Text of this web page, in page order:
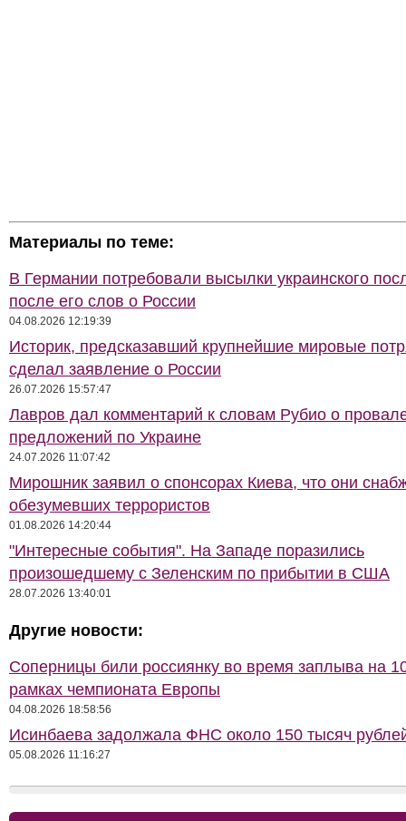
Материалы по теме:
В Германии потребовали высылки украинского
после его слов о России
04.08.2026 12:19:39
Историк, предсказавший крупнейшие мировые
сделал заявление о России
26.07.2026 15:57:47
Лавров дал комментарий к словам Рубио о
предложений по Украине
24.07.2026 11:07:42
Мирошник заявил о спонсорах Киева, что они
обезумевших террористов
01.08.2026 14:20:44
"Интересные события". На Западе поразились
произошедшему с Зеленским по прибытии в США
28.07.2026 13:40:01
Другие новости:
Соперницы били россиянку во время заплыва на
рамках чемпионата Европы
04.08.2026 18:58:56
Исинбаева задолжала ФНС около 150 тысяч
05.08.2026 11:16:27